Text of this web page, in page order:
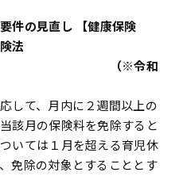
件の見直し 【健康保険
法
※令和
して、月内に２週間以上の
該月の保険料を免除すると
いては１月を超える育児休
免除の対象とすることとす